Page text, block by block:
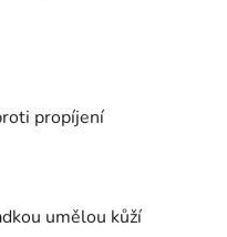
propíjení
umělou kůží